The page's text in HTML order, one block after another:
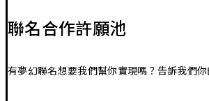
聯名合作許願池
有夢幻聯名想要我們幫你實現嗎？告訴我們你